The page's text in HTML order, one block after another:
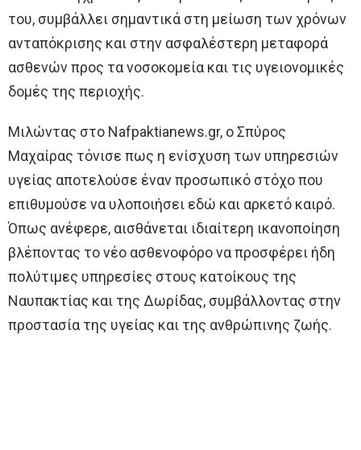
του, συμβάλλει σημαντικά στη μείωση των χρόνων
ανταπόκρισης και στην ασφαλέστερη μεταφορά
ασθενών προς τα νοσοκομεία και τις υγειονομικές
δομές της περιοχής.
Μιλώντας στο Nafpaktianews.gr, ο Σπύρος
Μαχαίρας τόνισε πως η ενίσχυση των υπηρεσιών
υγείας αποτελούσε έναν προσωπικό στόχο που
επιθυμούσε να υλοποιήσει εδώ και αρκετό καιρό.
Όπως ανέφερε, αισθάνεται ιδιαίτερη ικανοποίηση
βλέποντας το νέο ασθενοφόρο να προσφέρει ήδη
πολύτιμες υπηρεσίες στους κατοίκους της
Ναυπακτίας και της Δωρίδας, συμβάλλοντας στην
προστασία της υγείας και της ανθρώπινης ζωής.